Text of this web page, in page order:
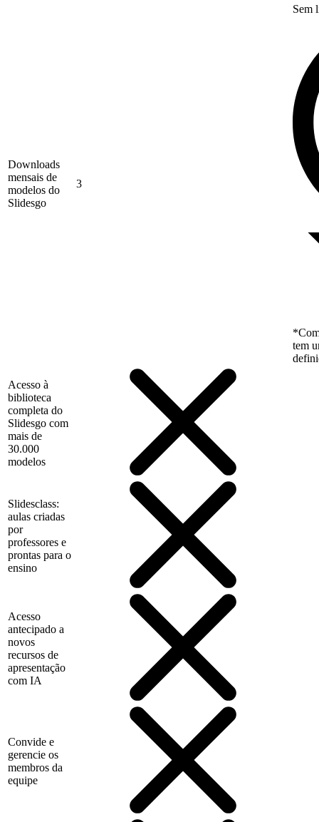
Downloads
mensais de
modelos do
Slidesgo
3
Sem
tem
Acesso à
biblioteca
completa do
Slidesgo com
mais de
30.000
modelos
Slidesclass:
aulas criadas
por
professores e
prontas para o
ensino
Acesso
antecipado a
novos
recursos de
apresentação
com IA
Convide e
gerencie os
membros da
equipe